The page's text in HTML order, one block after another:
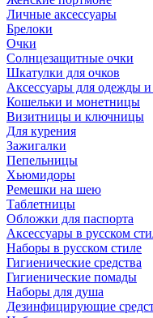
Личные аксессуары
Брелоки
Очки
Солнцезащитные очки
Шкатулки для очков
Аксессуары для одежды и
Кошельки и монетницы
Визитницы и ключницы
Для курения
Зажигалки
Пепельницы
Хьюмидоры
Ремешки на шею
Таблетницы
Обложки для паспорта
Аксессуары в русском
Наборы в русском стиле
Гигиенические средства
Гигиенические помады
Наборы для душа
Дезинфицирующие